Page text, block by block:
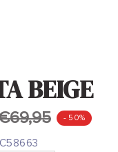
BEIGE
- 50%